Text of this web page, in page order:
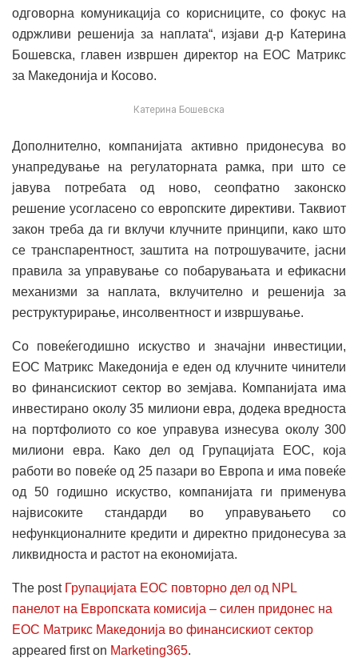
одговорна комуникација со корисниците, со фокус на
одржливи решенија за наплата“, изјави д-р Катерина
Бошевска, главен извршен директор на ЕОС Матрикс
за Македонија и Косово.
Катерина Бошевска
Дополнително, компанијата активно придонесува во
унапредување на регулаторната рамка, при што се
јавува потребата од ново, сеопфатно законско
решение усогласено со европските директиви. Таквиот
закон треба да ги вклучи клучните принципи, како што
се транспарентност, заштита на потрошувачите, јасни
правила за управување со побарувањата и ефикасни
механизми за наплата, вклучително и решенија за
реструктурирање, инсолвентност и извршување.
Со повеќегодишно искуство и значајни инвестиции,
ЕОС Матрикс Македонија е еден од клучните чинители
во финансискиот сектор во земјава. Компанијата има
инвестирано околу 35 милиони евра, додека вредноста
на портфолиото со кое управува изнесува околу 300
милиони евра. Како дел од Групацијата ЕОС, која
работи во повеќе од 25 пазари во Европа и има повеќе
од 50 годишно искуство, компанијата ги применува
највисоките стандарди во управувањето со
нефункционалните кредити и директно придонесува за
ликвидноста и растот на економијата.
The post Групацијата ЕОС повторно дел од NPL
панелот на Европската комисија – силен придонес на
ЕОС Матрикс Македонија во финансискиот сектор
appeared first on Marketing365.